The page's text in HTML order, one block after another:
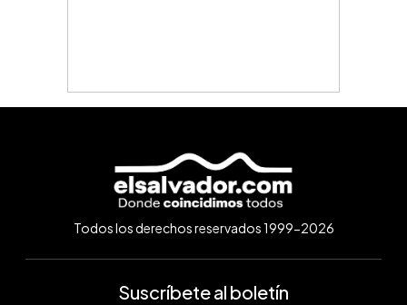
Todos los derechos reservados 1999-2026
Suscríbete al boletín